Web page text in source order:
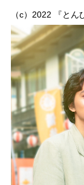
（c）2022 『とん